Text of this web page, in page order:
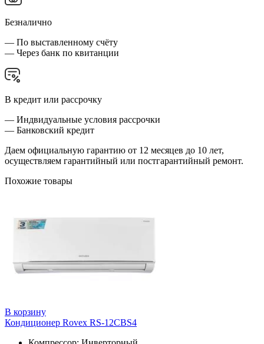
Безналично
— По выставленному счёту
— Через банк по квитанции
В кредит или рассрочку
— Индвидуальные условия рассрочки
— Банковский кредит
Даем официальную гарантию от 12 месяцев до 10 лет,
осуществляем гарантийный или постгарантийный ремонт.
Похожие товары
В корзину
Кондиционер Rovex RS-12CBS4